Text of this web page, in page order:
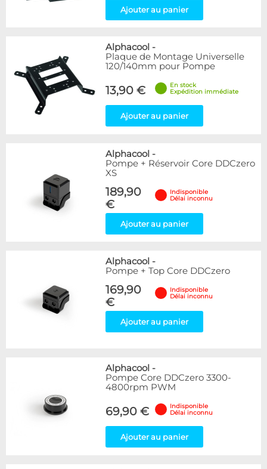
Ajouter au panier
Alphacool -
Plaque de Montage Universelle
120/140mm pour Pompe
13,90 €
En stock
Expédition immédiate
Ajouter au panier
Alphacool -
Pompe + Réservoir Core DDCzero
XS
189,90
€
Indisponible
Délai inconnu
Ajouter au panier
Alphacool -
Pompe + Top Core DDCzero
169,90
€
Indisponible
Délai inconnu
Ajouter au panier
Alphacool -
Pompe Core DDCzero 3300-
4800rpm PWM
69,90 €
Indisponible
Délai inconnu
Ajouter au panier